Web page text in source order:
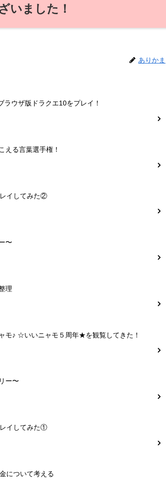
いました！
ありかま
ラウザ版ドラクエ10をプレイ！
える言葉選手権！
レイしてみた②
〜
理
モ♪ ☆いいニャモ５周年★を観覧してきた！
ー〜
レイしてみた①
について考える